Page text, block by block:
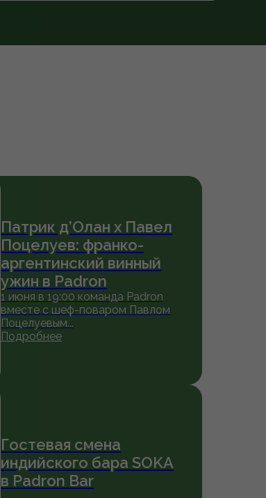
Патрик д’Олан x Павел
Поцелуев: франко-
аргентинский винный
ужин в Padron
1 июня в 19:00 команда Padron
вместе с шеф-поваром Павлом
Поцелуевым...
Подробнее
Гостевая смена
индийского бара SOKA
в Padron Bar